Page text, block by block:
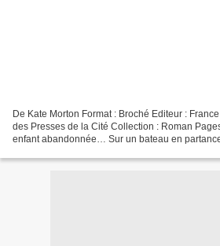
De Kate Morton Format : Broché Editeur :
des Presses de la Cité Collection : Roman
enfant abandonnée… Sur un bateau en partance